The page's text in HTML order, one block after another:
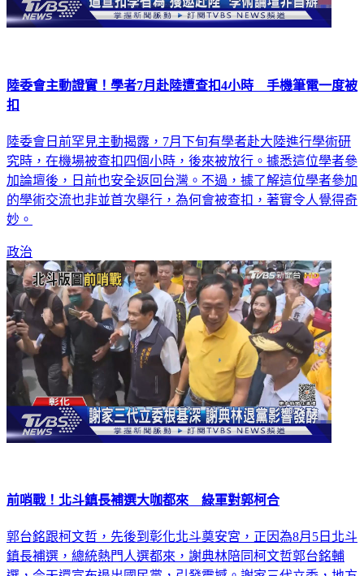
陸委會主動證實！學者7月赴陸遭查扣4小時 手機筆電一度被
扣
陸委會日前罕見主動揭露，7月下旬有學者赴大陸進行學術研
究時，在機場被查扣四個小時，後來被放行。據悉這位學者參
加論壇後，日前也安全返回台灣。不過，據了解這位學者參加
的學術交流也非並首次舉行，為何會被查扣，著實令人覺得奇
妙。
政治
前哨戰！北斗鎮長補選大咖都來 綠軍對郭柯合
郭台銘跟柯文哲，先後到彰化北斗奠安宮，正因為8月5日北斗
鎮長補選，總統熱門人選都來，謝典林陪同柯文哲郭台銘輔